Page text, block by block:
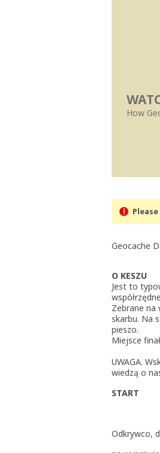
How
Geocache
O KESZU
Jest to
Zebrane na
skarbu. Na
pieszo.
Miejsce
UWAGA.
wiedzą o
START
Odkrywco,